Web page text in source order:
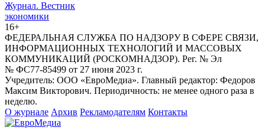
Журнал. Вестник
экономики
16+
ФЕДЕРАЛЬНАЯ СЛУЖБА ПО НАДЗОРУ В СФЕРЕ СВЯЗИ,
ИНФОРМАЦИОННЫХ ТЕХНОЛОГИЙ И МАССОВЫХ
КОММУНИКАЦИЙ (РОСКОМНАДЗОР). Рег. № Эл
№ ФС77-85499 от 27 июня 2023 г.
Учредитель: ООО «ЕвроМедиа». Главный редактор: Федоров
Максим Викторович. Периодичность: не менее одного раза в
неделю.
О журнале Архив Рекламодателям Контакты